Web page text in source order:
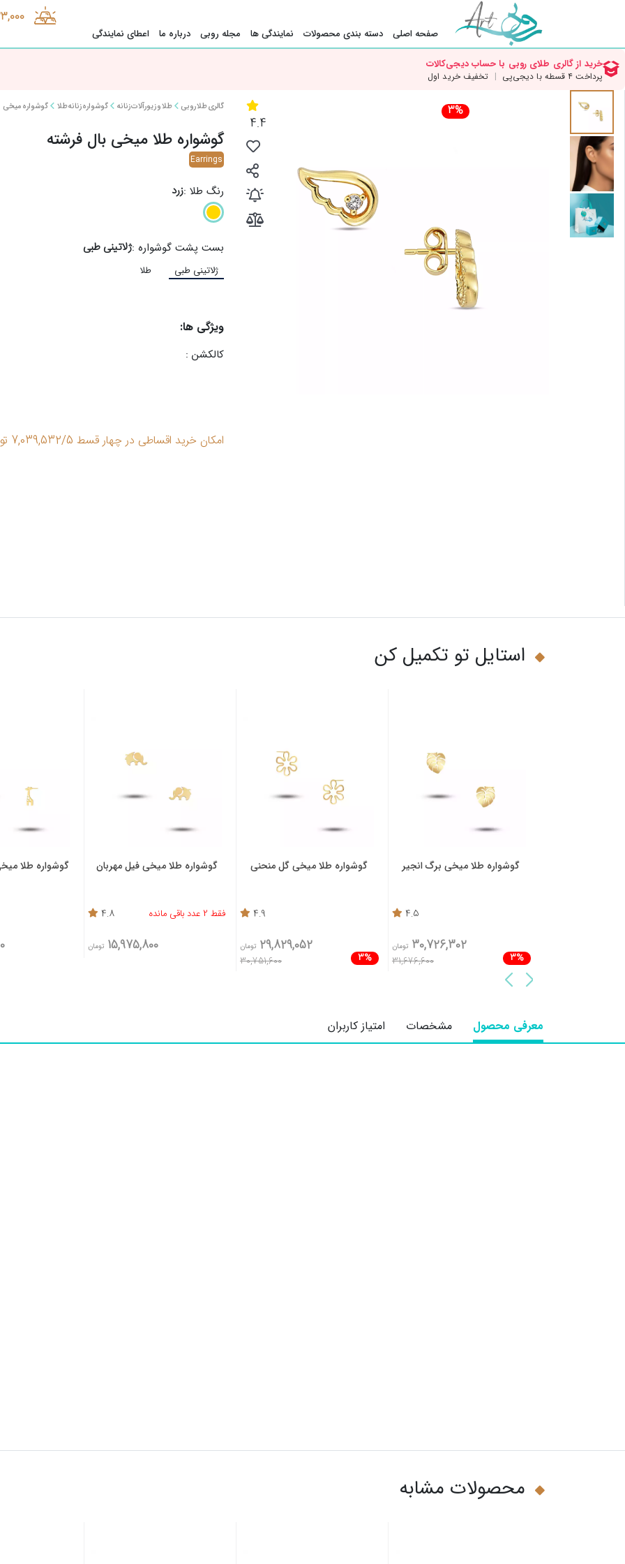
صفحه اصلی دسته بندی محصولات نمایندگی ها مجله روبی درباره ما اعطای نمایندگی
3%
4.4
گالری طلا روبی طلا و زیورآلات زنانه گوشواره زنانه طلا گوشواره میخی
گوشواره طلا میخی بال فرشته
Earrings
رنگ طلا :زرد
بست پشت گوشواره :ژلاتینی طبی
ژلاتینی طبی طلا
ویژگی ها:
کالکشن :
امکان خرید اقساطی در چهار قسط 7,039,532/5 تومان
استایل تو تکمیل کن
گوشواره طلا میخی برگ انجیر
4.5
3%
30,726,302 تومان
31,676,600
گوشواره طلا میخی گل منحنی
4.9
3%
29,829,052 تومان
30,751,600
گوشواره طلا میخی فیل مهربان
فقط 2 عدد باقی مانده 4.8
15,975,800 تومان
گوشواره طلا
معرفی محصول مشخصات امتیاز کاربران
محصولات مشابه